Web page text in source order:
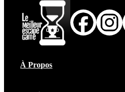
À Propos